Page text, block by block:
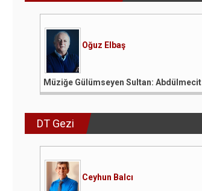
Oğuz Elbaş
Müziğe Gülümseyen Sultan: Abdülmecit
DT Gezi
Ceyhun Balcı